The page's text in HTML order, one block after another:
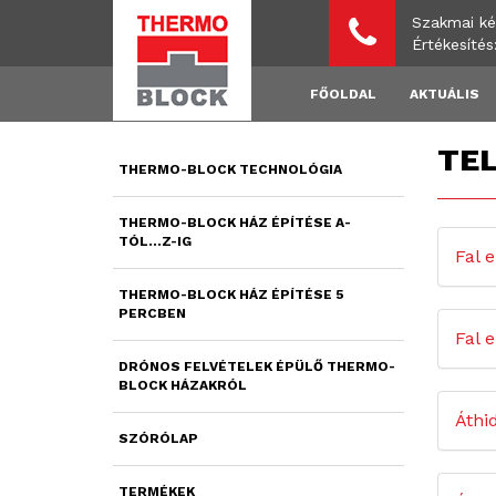
Szakmai
FŐOLDAL AKTUÁLIS
THERMO-BLOCK TECHNOLÓGIA
THERMO-BLOCK HÁZ ÉPÍTÉSE A-
TÓL...Z-IG
THERMO-BLOCK HÁZ ÉPÍTÉSE 5
PERCBEN
DRÓNOS FELVÉTELEK ÉPÜLŐ THERMO-
BLOCK HÁZAKRÓL
SZÓRÓLAP
TERMÉKEK
Fal
Fal